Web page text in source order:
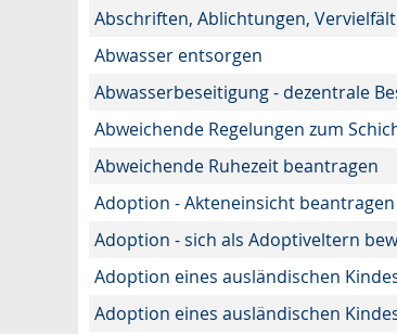
Abschriften, Ablichtungen,
Abwasser entsorgen
Abwasserbeseitigung - dezentrale
Abweichende Regelungen zum
Abweichende Ruhezeit beantragen
Adoption - Akteneinsicht beantragen
Adoption - sich als Adoptiveltern
Adoption eines ausländischen
Adoption eines ausländischen